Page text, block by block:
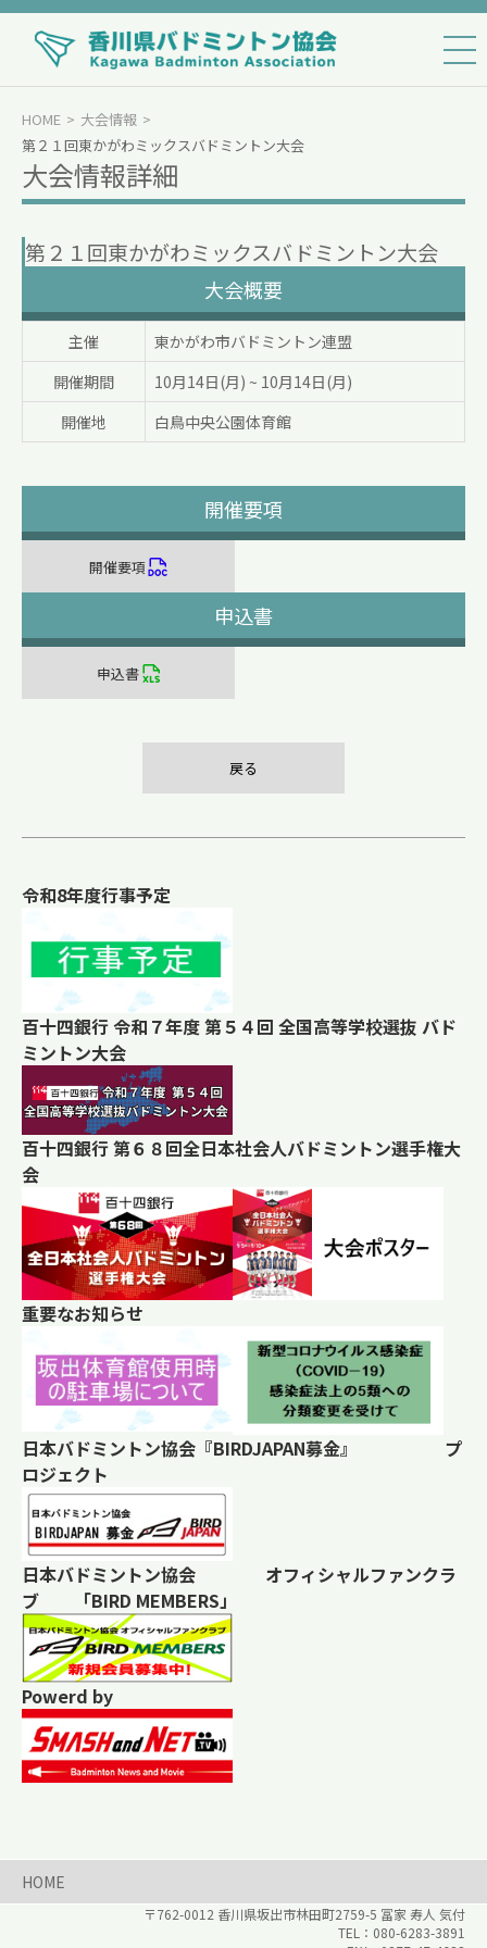
HOME
大会情報
第２１回東かがわミックスバドミントン大会
大会情報詳細
第２１回東かがわミックスバドミントン大会
大会概要
主催
東かがわ市バドミントン連盟
開催期間
10月14日(月) ~ 10月14日(月)
開催地
白鳥中央公園体育館
開催要項
開催要項
申込書
申込書
戻る
令和8年度行事予定
百十四銀行 令和７年度 第５４回 全国高等学校選抜 バド
ミントン大会
百十四銀行 第６８回全日本社会人バドミントン選手権大
会
重要なお知らせ
日本バドミントン協会『BIRDJAPAN募金』 プ
ロジェクト
日本バドミントン協会 オフィシャルファンクラ
ブ 「BIRD MEMBERS」
Powerd by
HOME
〒762-0012 香川県坂出市林田町2759-5 冨家 寿人 気付
080-6283-3891